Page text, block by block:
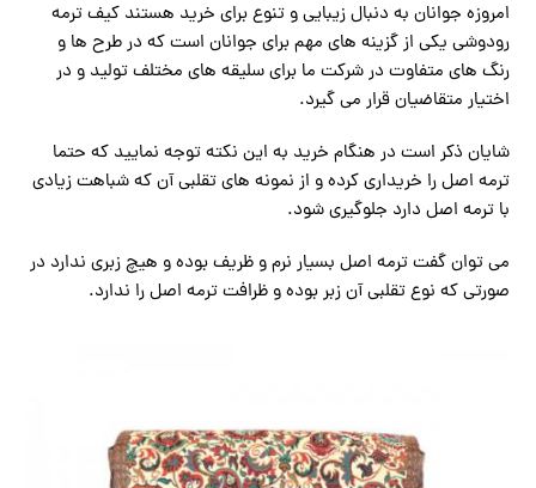
امروزه جوانان به دنبال زیبایی و تنوع برای خرید هستند ‏کیف ترمه
رودوشی یکی از گزینه های مهم برای جوانان است که در طرح ها و
رنگ های متفاوت در شرکت ما برای سلیقه های مختلف تولید و در
اختیار متقاضیان قرار می گیرد.
شایان ذکر است در هنگام خرید به این نکته توجه نمایید که حتما
ترمه اصل را خریداری کرده و از نمونه های تقلبی آن که شباهت زیادی
با ترمه اصل دارد جلوگیری شود.
می توان گفت ترمه اصل بسیار نرم و ظریف بوده و هیچ زبری ندارد در
صورتی که نوع تقلبی آن زبر بوده و ظرافت ترمه اصل را ندارد.